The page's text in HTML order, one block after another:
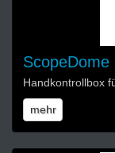
ScopeDome
Handkontrollbox
mehr